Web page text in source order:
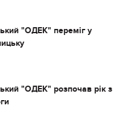
"ОДЕК" переміг у
"ОДЕК" розпочав рік з